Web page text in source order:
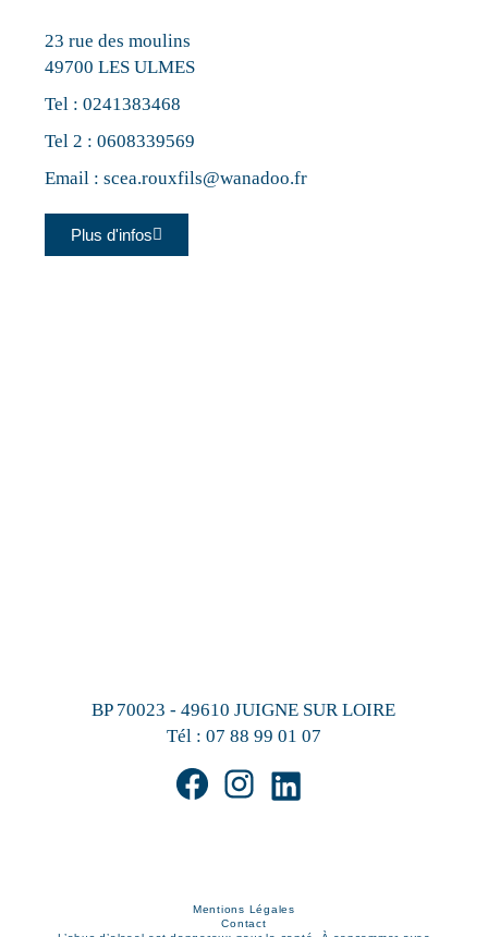
23 rue des moulins
49700 LES ULMES
Tel :0241383468
Tel 2 :0608339569
Email :scea.rouxfils@wanadoo.fr
Plus d'infos
BP 70023 - 49610 JUIGNE SUR LOIRE
Tél : 07 88 99 01 07
Mentions Légales
Contact